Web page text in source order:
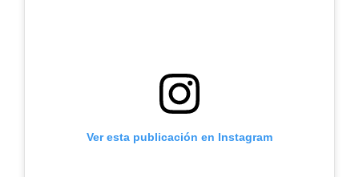
Ver esta publicación en Instagram